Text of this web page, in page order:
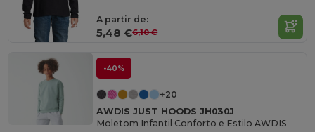
A partir de:
5,48 €6,10 €
-40%
+20
AWDIS JUST HOODS JH030J
Moletom Infantil Conforto e Estilo AWDIS